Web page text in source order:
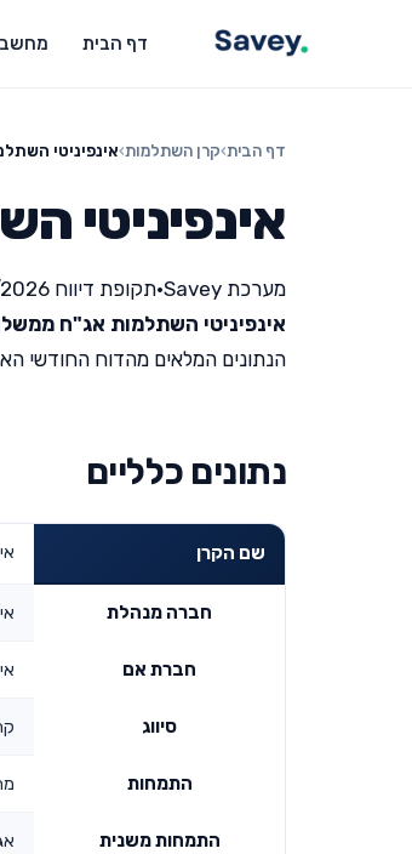
דף הבית
דף הבית›קרן השתלמות›אינפיניטי
אינפיניטי
מערכת Savey •תקופת דיווח 04/2026
אינפיניטי השתלמות אג"ח
הנתונים המלאים מהדוח החודשי
נתונים כלליים
שם הקרן
חברה מנהלת
חברת אם
סיווג
התמחות
התמחות משנית